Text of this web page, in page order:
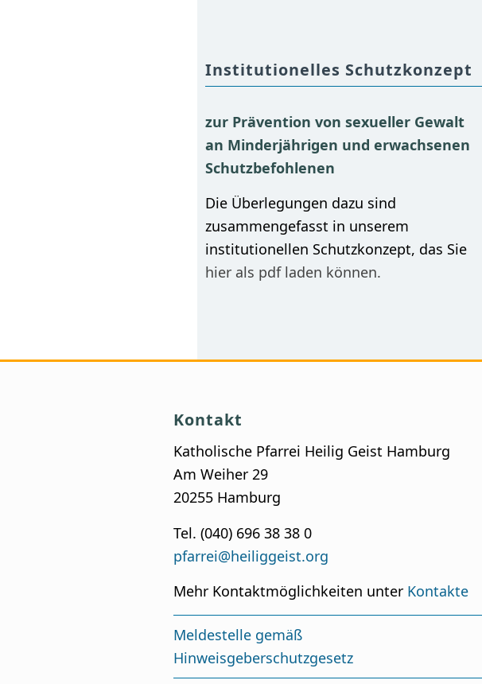
Institutionelles Schutzkonzept
zur Prävention von sexueller Gewalt
an Minderjährigen und erwachsenen
Schutzbefohlenen
Die Überlegungen dazu sind
zusammengefasst in unserem
institutionellen Schutzkonzept, das Sie
hier als pdf laden können.
Kontakt
Katholische Pfarrei Heilig Geist Hamburg
Am Weiher 29
20255 Hamburg
Tel. (040) 696 38 38 0
pfarrei@heiliggeist.org
Mehr Kontaktmöglichkeiten unter Kontakte
Meldestelle gemäß
Hinweisgeberschutzgesetz